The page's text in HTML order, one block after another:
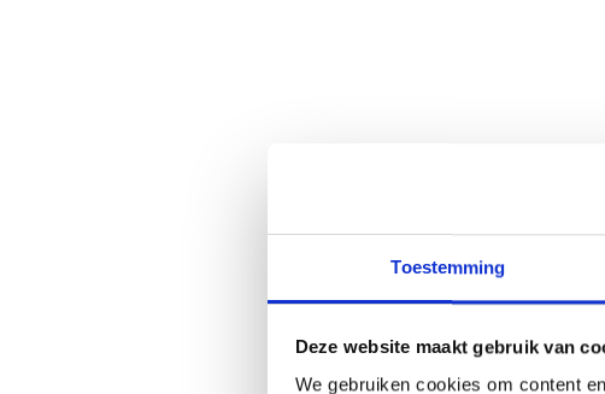
Toestemming
Deze website maakt gebruik van
We gebruiken cookies om content